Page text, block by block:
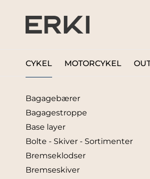
CYKEL MOTORCYKEL
Bagagebærer
Bagagestroppe
Base layer
Bolte - Skiver - Sortimenter
Bremseklodser
Bremseskiver